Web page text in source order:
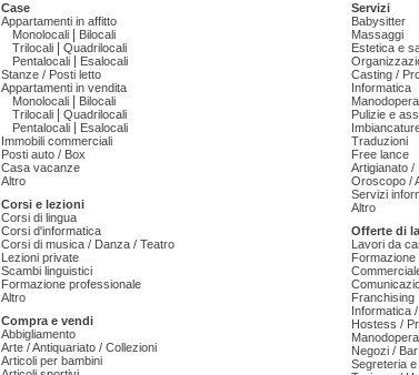
Case
Appartamenti in affitto
Monolocali
Bilocali
Trilocali
Quadrilocali
Pentalocali
Esalocali
Stanze / Posti letto
Appartamenti in vendita
Monolocali
Bilocali
Trilocali
Quadrilocali
Pentalocali
Esalocali
Immobili commerciali
Posti auto / Box
Casa vacanze
Altro
Corsi e lezioni
Corsi di lingua
Corsi d'informatica
Corsi di musica / Danza / Teatro
Lezioni private
Scambi linguistici
Formazione professionale
Altro
Compra e vendi
Abbigliamento
Arte / Antiquariato / Collezioni
Articoli per bambini
Servizi
Babysitter
Massaggi
Estetica e
Casting /
Informatica
Manodopera
Pulizie e
Traduzioni
Free lance
Artigianato /
Oroscopo /
Servizi
Altro
Offerte di
Lavori da
Franchising
Informatica
Hostess /
Negozi /
Segreteria